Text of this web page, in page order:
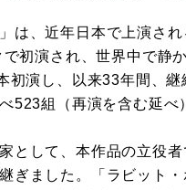
は、近年日本で上演さ
初演され、世界中で静
初演し、以来33年間、
523組（再演を含む延べ
として、本作品の立役
ぎました。「ラビット